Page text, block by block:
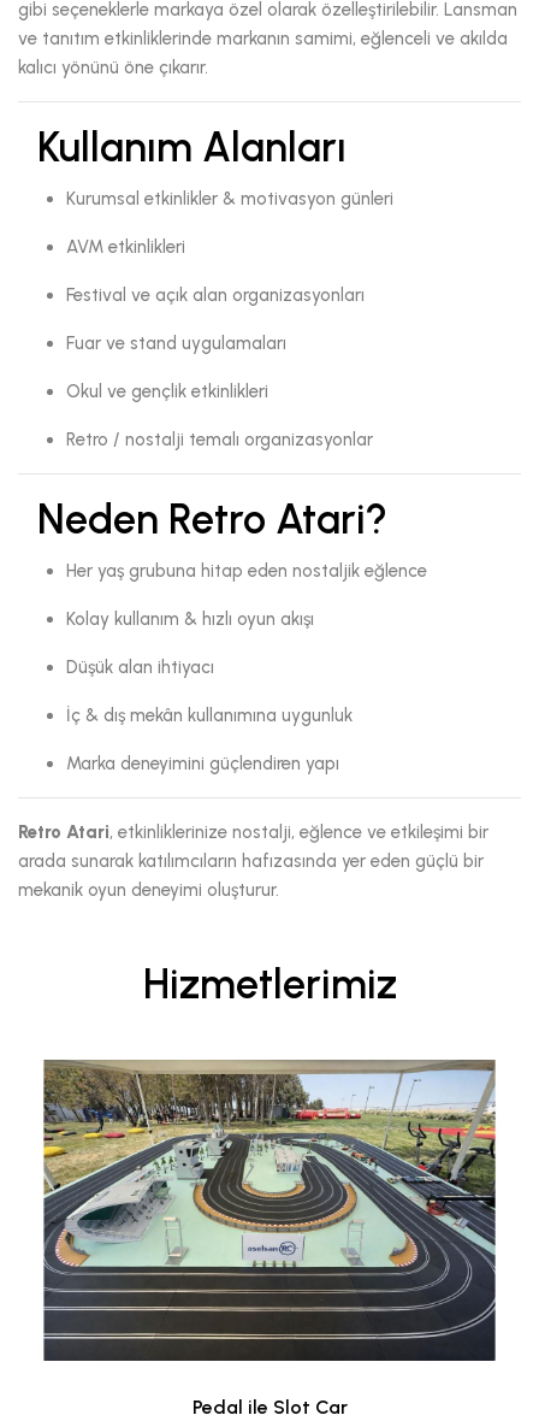
gibi seçeneklerle markaya özel olarak özelleştirilebilir. Lansman
ve tanıtım etkinliklerinde markanın samimi, eğlenceli ve akılda
kalıcı yönünü öne çıkarır.
Kullanım Alanları
Kurumsal etkinlikler & motivasyon günleri
AVM etkinlikleri
Festival ve açık alan organizasyonları
Fuar ve stand uygulamaları
Okul ve gençlik etkinlikleri
Retro / nostalji temalı organizasyonlar
Neden Retro Atari?
Her yaş grubuna hitap eden nostaljik eğlence
Kolay kullanım & hızlı oyun akışı
Düşük alan ihtiyacı
İç & dış mekân kullanımına uygunluk
Marka deneyimini güçlendiren yapı
Retro Atari, etkinliklerinize nostalji, eğlence ve etkileşimi bir
arada sunarak katılımcıların hafızasında yer eden güçlü bir
mekanik oyun deneyimi oluşturur.
Hizmetlerimiz
Pedal ile Slot Car